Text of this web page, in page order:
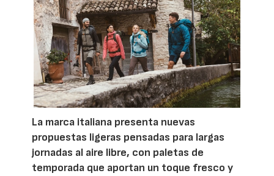
La marca italiana presenta nuevas
propuestas ligeras pensadas para largas
jornadas al aire libre, con paletas de
temporada que aportan un toque fresco y